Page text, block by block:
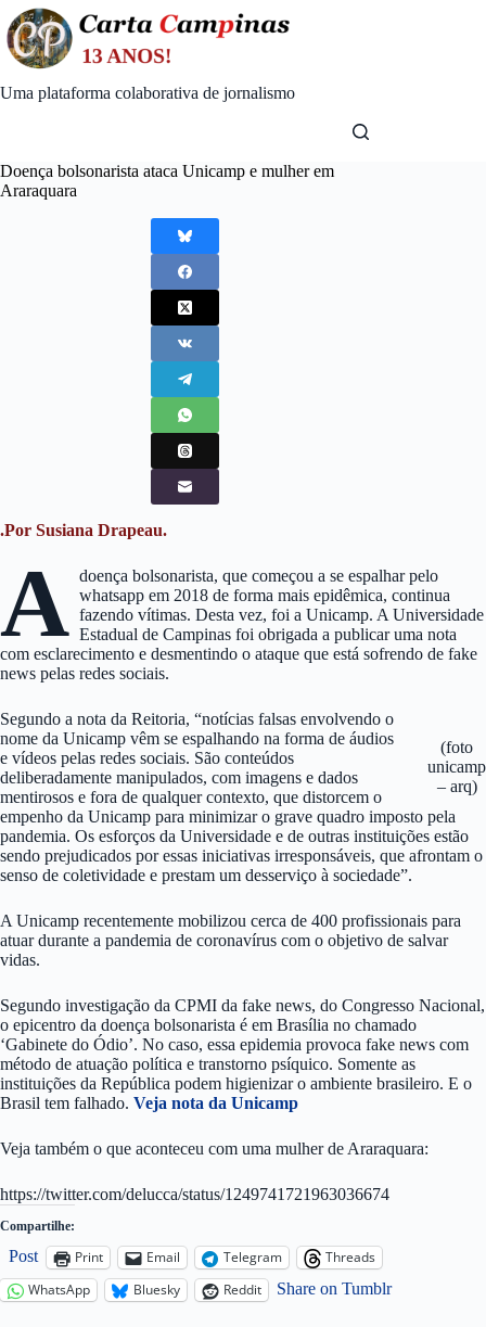
Skip
to
content
Uma plataforma colaborativa de jornalismo
Doença bolsonarista ataca Unicamp e mulher em
Araraquara
.Por Susiana Drapeau.
A doença bolsonarista, que começou a se espalhar pelo
whatsapp em 2018 de forma mais epidêmica, continua
fazendo vítimas. Desta vez, foi a Unicamp. A Universidade
Estadual de Campinas foi obrigada a publicar uma nota
com esclarecimento e desmentindo o ataque que está sofrendo de fake
news pelas redes sociais.
(foto
unicamp
– arq)
Segundo a nota da Reitoria, “notícias falsas envolvendo o
nome da Unicamp vêm se espalhando na forma de áudios
e vídeos pelas redes sociais. São conteúdos
deliberadamente manipulados, com imagens e dados
mentirosos e fora de qualquer contexto, que distorcem o
empenho da Unicamp para minimizar o grave quadro imposto pela
pandemia. Os esforços da Universidade e de outras instituições estão
sendo prejudicados por essas iniciativas irresponsáveis, que afrontam o
senso de coletividade e prestam um desserviço à sociedade”.
A Unicamp recentemente mobilizou cerca de 400 profissionais para
atuar durante a pandemia de coronavírus com o objetivo de salvar
vidas.
Segundo investigação da CPMI da fake news, do Congresso Nacional,
o epicentro da doença bolsonarista é em Brasília no chamado
‘Gabinete do Ódio’. No caso, essa epidemia provoca fake news com
método de atuação política e transtorno psíquico. Somente as
instituições da República podem higienizar o ambiente brasileiro. E o
Brasil tem falhado. Veja nota da Unicamp
Veja também o que aconteceu com uma mulher de Araraquara:
https://twitter.com/delucca/status/1249741721963036674
Compartilhe:
Post Print Email Telegram
Threads
WhatsApp
Bluesky Reddit Share on Tumblr